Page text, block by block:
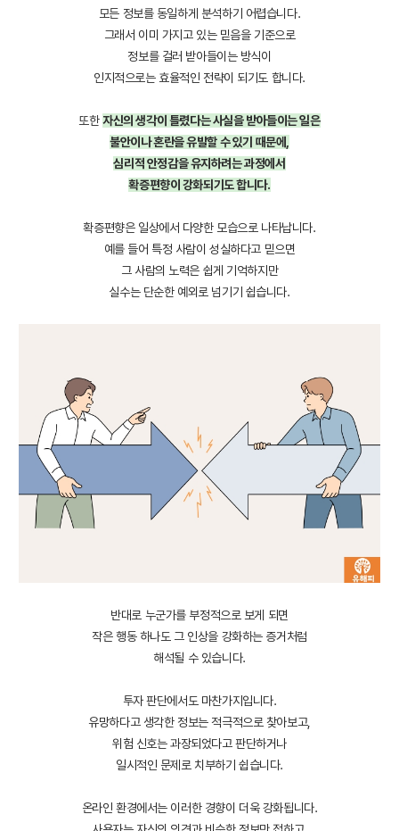
모든 정보를 동일하게 분석하기 어렵습니다.
그래서 이미 가지고 있는 믿음을 기준으로
정보를 걸러 받아들이는 방식이
인지적으로는 효율적인 전략이 되기도 합니다.
또한자신의 생각이 틀렸다는 사실을 받아들이는 일은
불안이나 혼란을 유발할 수 있기 때문에,
심리적 안정감을 유지하려는 과정에서
확증편향이 강화되기도 합니다.
확증편향은 일상에서 다양한 모습으로 나타납니다.
예를 들어 특정 사람이 성실하다고 믿으면
그 사람의 노력은 쉽게 기억하지만
실수는 단순한 예외로 넘기기 쉽습니다.
반대로 누군가를 부정적으로 보게 되면
작은 행동 하나도 그 인상을 강화하는 증거처럼
해석될 수 있습니다.
투자 판단에서도 마찬가지입니다.
유망하다고 생각한 정보는 적극적으로 찾아보고,
위험 신호는 과장되었다고 판단하거나
일시적인 문제로 치부하기 쉽습니다.
온라인 환경에서는 이러한 경향이 더욱 강화됩니다.